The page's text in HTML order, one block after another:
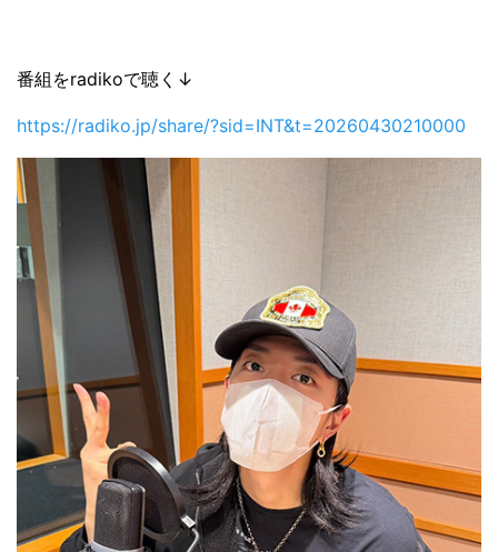
番組をradikoで聴く↓
https://radiko.jp/share/?sid=INT&t=20260430210000